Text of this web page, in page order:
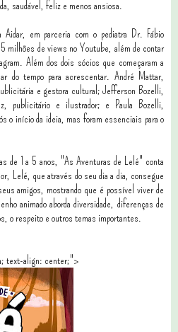
saudável, feliz e menos ansiosa.
Aidar, em parceria com o pediatra Dr. Fábio
milhões de views no Youtube, além de contar
Além dos dois sócios que começaram a
do tempo para acrescentar. André Mattar,
e gestora cultural; Jefferson Bozelli,
publicitário e ilustrador; e Paula Bozelli,
o início da ideia, mas foram essenciais para o
de 1 a 5 anos, "As Aventuras de Lelé" conta
Lelé, que através do seu dia a dia, consegue
amigos, mostrando que é possível viver de
animado aborda diversidade, diferenças de
o respeito e outros temas importantes.
text-align: center;">